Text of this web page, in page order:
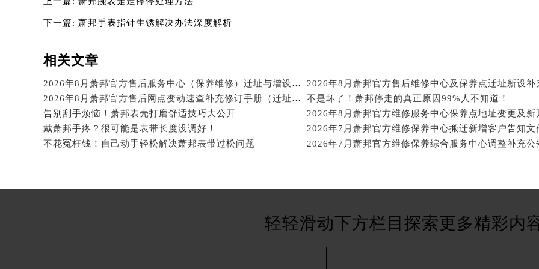
辽宁省沈阳市沈河区中街路83号亨得利名表维修授权店1楼萧邦售后服务中心（需提前预约）
北京市朝阳区建国门外大街甲6号华熙国际中心D座11层1102室萧邦售后服务中心（北京总部）（需
内蒙古自治区巴彦淖尔市临河区新华街萧邦售后服务中心（需提前预约）
内蒙古自治区包头市青山区幸福路甲3号王府井百货名表维修萧邦售后服务中心（需提前预约）
内蒙古自治区鄂尔多斯市东胜区伊金霍洛街萧邦售后服务中心（需提前预约）
内蒙古自治区乌海市海勃湾区人民南路萧邦售后服务中心（需提前预约）
内蒙古自治区锡林郭勒盟市锡林浩特市光明街与额尔敦路交叉口萧邦售后服务中心（需提前预约）
下一篇: 萧邦手表指针生锈解决办法深度解析
相关文章
2026年8月萧邦官方售后服务中心（保养维修）迁址与增设总体概述文件最终定稿
2026年8月萧邦官方售后网点变动速查补充修订手册（迁址及新增）
不是坏了！萧邦停走的真正原因99%人不知道！
告别刮手烦恼！萧邦表壳打磨舒适技巧大公开
戴萧邦手疼？很可能是表带长度没调好！
不花冤枉钱！自己动手轻松解决萧邦表带过松问题
轻轻滑动下方栏目探索更多精彩内